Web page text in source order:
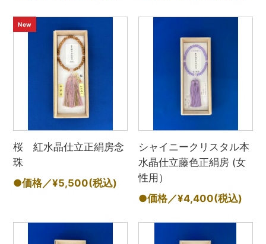
New
桜 紅水晶仕立正絹房念
珠
●価格／¥5,500(税込)
シャイニークリスタル本
水晶仕立藤色正絹房 (女
性用）
●価格／¥4,400(税込)